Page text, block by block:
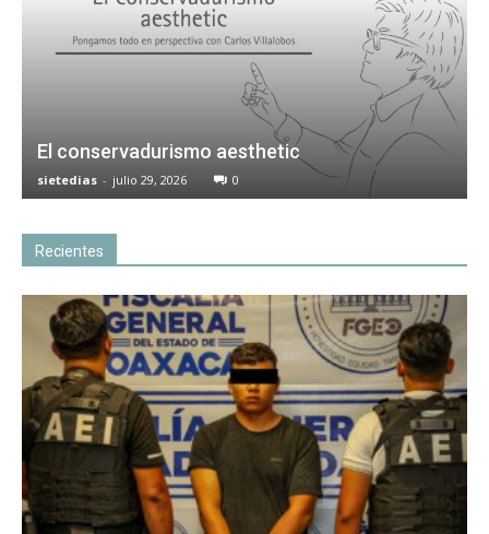
El conservadurismo aesthetic
sietedias - julio 29, 2026 0
Recientes